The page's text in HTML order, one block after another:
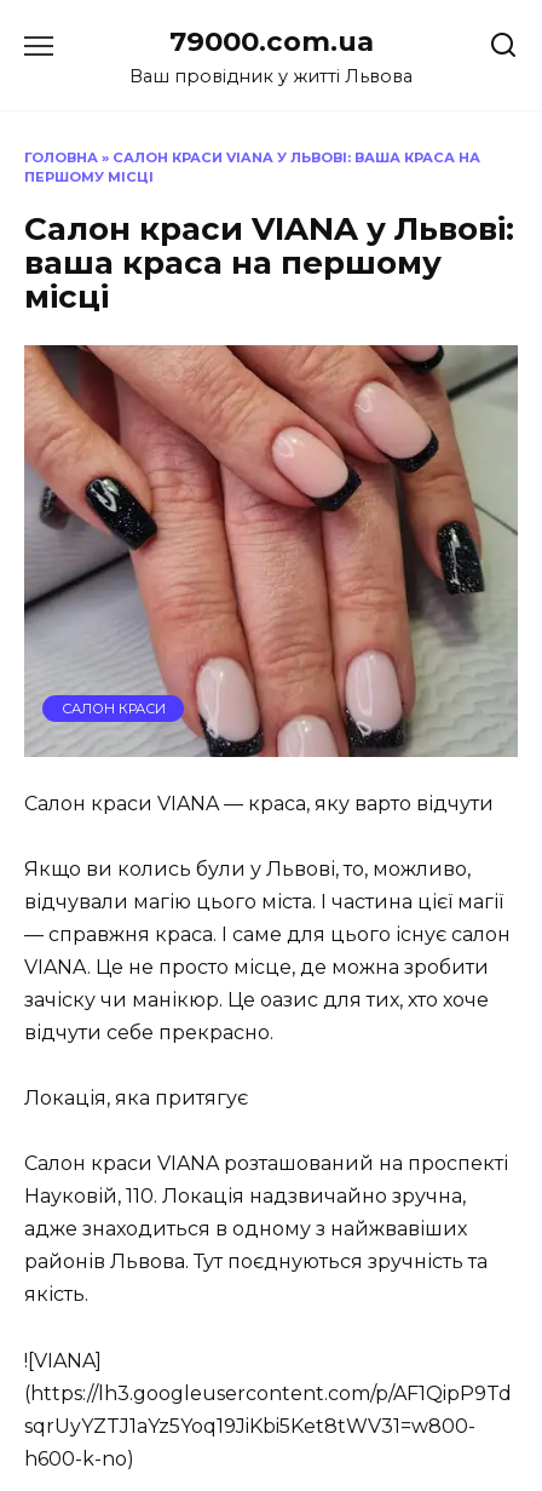
до
79000.com.ua
Ваш провідник у житті Львова
ГОЛОВНА » САЛОН КРАСИ VIANA У ЛЬВОВІ: ВАША КРАСА НА
ПЕРШОМУ МІСЦІ
Салон краси VIANA у Львові:
ваша краса на першому
місці
САЛОН КРАСИ
Салон краси VIANA — краса, яку варто відчути
Якщо ви колись були у Львові, то, можливо,
відчували магію цього міста. І частина цієї магії
— справжня краса. І саме для цього існує салон
VIANA. Це не просто місце, де можна зробити
зачіску чи манікюр. Це оазис для тих, хто хоче
відчути себе прекрасно.
Локація, яка притягує
Салон краси VIANA розташований на проспекті
Науковій, 110. Локація надзвичайно зручна,
адже знаходиться в одному з найжвавіших
районів Львова. Тут поєднуються зручність та
якість.
![VIANA]
(https://lh3.googleusercontent.com/p/AF1QipP9Td
sqrUyYZTJ1aYz5Yoq19JiKbi5Ket8tWV31=w800-
h600-k-no)